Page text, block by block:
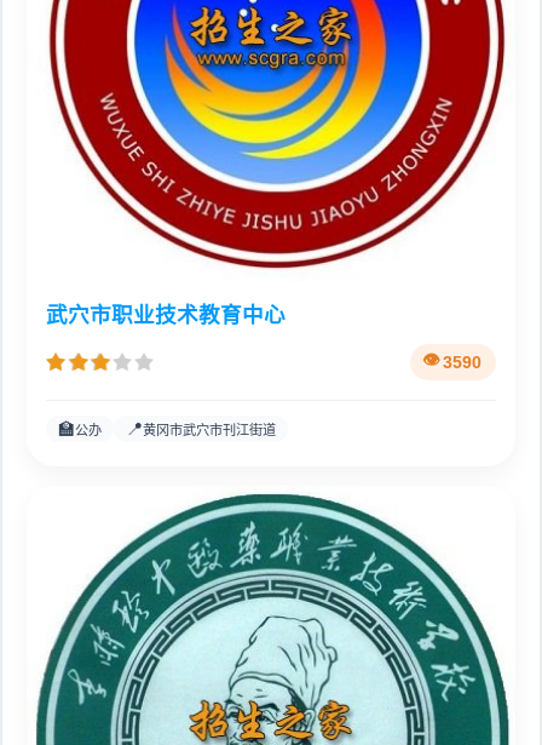
武穴市职业技术教育中心
3590
🏫公办 📍黄冈市武穴市刊江街道